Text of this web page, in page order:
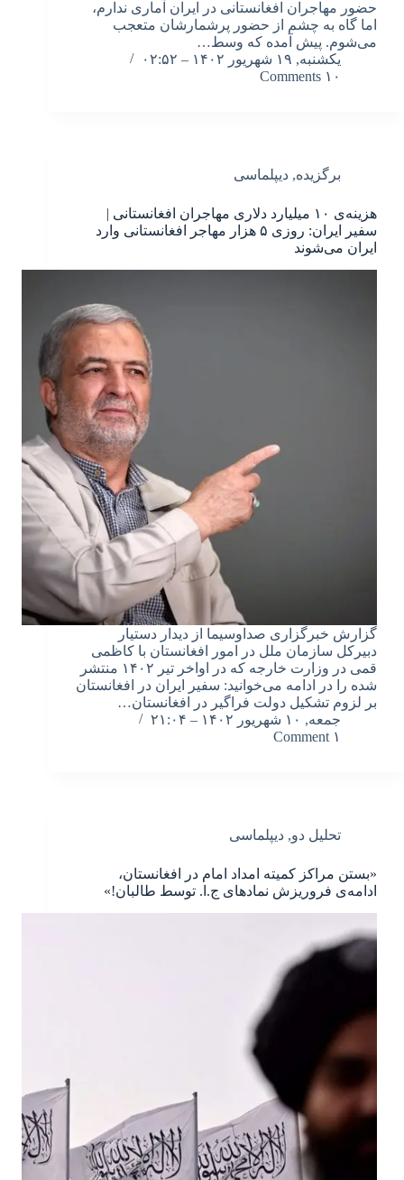
حضور مهاجران افغانستانی در ایران آماری ندارم،
اما گاه به چشم از حضور پرشمارشان متعجب
می‌شوم. پیش آمده که وسط…
یکشنبه, ۱۹ شهریور ۱۴۰۲ – ۰۲:۵۲
۱۰ Comments
برگزیده, دیپلماسی
هزینه‌ی ۱۰ میلیارد دلاری مهاجران افغانستانی |
سفیر ایران: روزی ۵ هزار مهاجر افغانستانی وارد
ایران می‌شوند
گزارش خبرگزاری صداوسیما از دیدار دستیار
دبیرکل سازمان ملل در امور افغانستان با کاظمی
قمی در وزارت خارجه که در اواخر تیر ۱۴۰۲ منتشر
شده را در ادامه می‌خوانید: سفیر ایران در افغانستان
بر لزوم تشکیل دولت فراگیر در افغانستان…
جمعه, ۱۰ شهریور ۱۴۰۲ – ۲۱:۰۴
۱ Comment
تحلیل دو, دیپلماسی
«بستن مراکز کمیته امداد امام در افغانستان،
ادامه‌ی فروریزش نمادهای ج.ا. توسط طالبان!»